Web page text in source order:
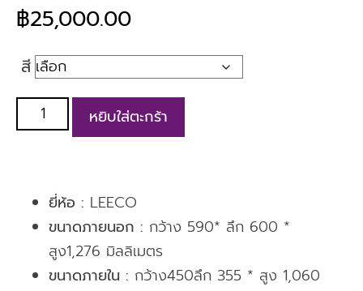
฿25,000.00
สี
หยิบใส่ตะกร้า
ยี่ห้อ : LEECO
ขนาดภายนอก : กว้าง 590* ลึก 600 *
สูง1,276 มิลลิเมตร
ขนาดภายใน : กว้าง450ลึก 355 * สูง 1,060